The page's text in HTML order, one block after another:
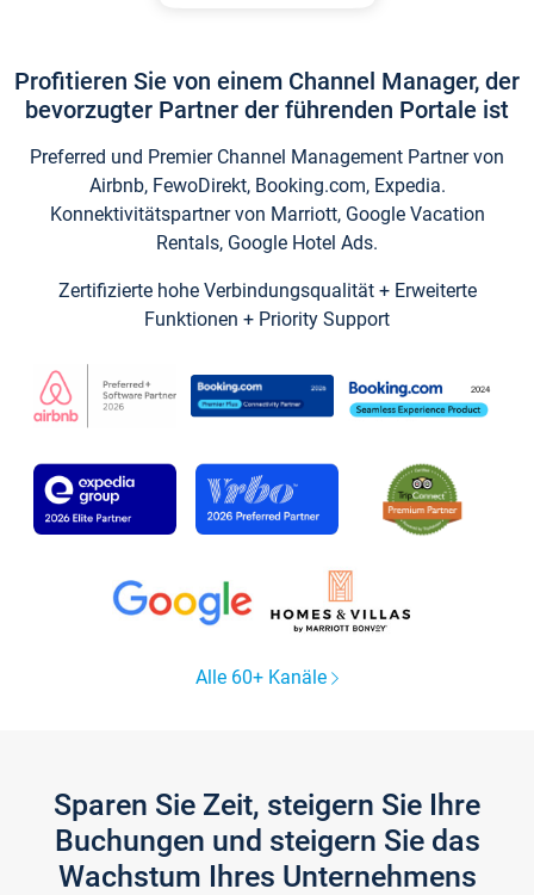
Profitieren Sie von einem Channel Manager, der
bevorzugter Partner der führenden Portale ist
Preferred und Premier Channel Management Partner von
Airbnb, FewoDirekt, Booking.com, Expedia.
Konnektivitätspartner von Marriott, Google Vacation
Rentals, Google Hotel Ads.
Zertifizierte hohe Verbindungsqualität + Erweiterte
Funktionen + Priority Support
Alle 60+ Kanäle
Sparen Sie Zeit, steigern Sie Ihre
Buchungen und steigern Sie das
Wachstum Ihres Unternehmens